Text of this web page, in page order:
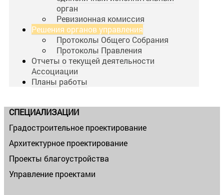
орган
Ревизионная комиссия
Решения органов управления
Протоколы Общего Собрания
Протоколы Правления
Отчеты о текущей деятельности
Ассоциации
Планы работы
СПЕЦИАЛИЗАЦИИ
Градостроительное проектирование
Архитектурное проектирование
Проекты благоустройства
Управление проектами